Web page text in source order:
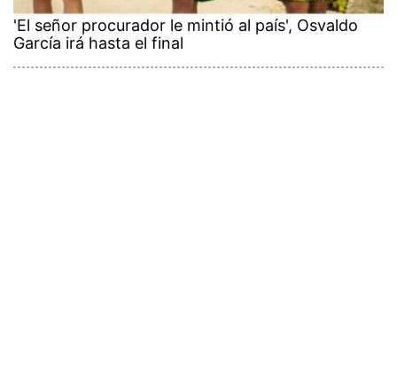
'El señor procurador le mintió al país', Osvaldo
García irá hasta el final